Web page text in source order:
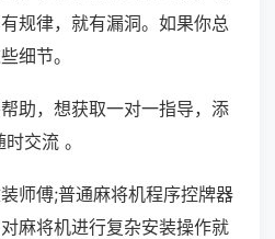
规律，就有漏洞。如果你总
细节。
助，想获取一对一指导，添
交流 。
师傅;普通麻将机程序控牌器
麻将机进行复杂安装操作就